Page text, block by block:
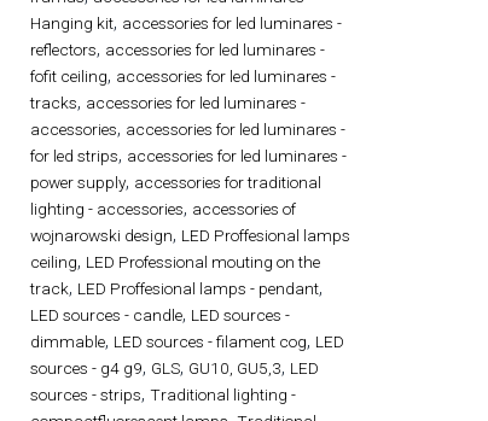
Hanging kit, accessories for led luminares -
reflectors, accessories for led luminares -
fofit ceiling, accessories for led luminares -
tracks, accessories for led luminares -
accessories, accessories for led luminares -
for led strips, accessories for led luminares -
power supply, accessories for traditional
lighting - accessories, accessories of
wojnarowski design, LED Proffesional lamps
ceiling, LED Professional mouting on the
track, LED Proffesional lamps - pendant,
LED sources - candle, LED sources -
dimmable, LED sources - filament cog, LED
sources - g4 g9, GLS, GU10, GU5,3, LED
sources - strips, Traditional lighting -